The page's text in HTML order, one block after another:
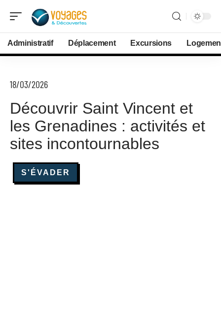
Administratif Déplacement Excursions
18/03/2026
Découvrir Saint Vincent et
les Grenadines : activités et
sites incontournables
S'ÉVADER